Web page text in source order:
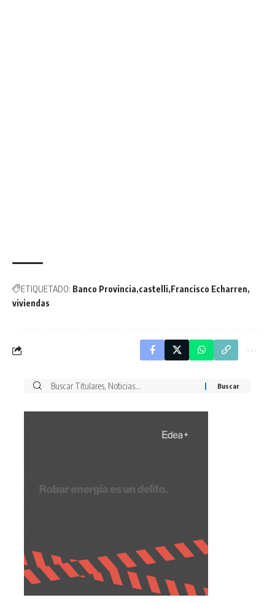
ETIQUETADO: Banco Provincia castelli Francisco Echarren
viviendas
Buscar